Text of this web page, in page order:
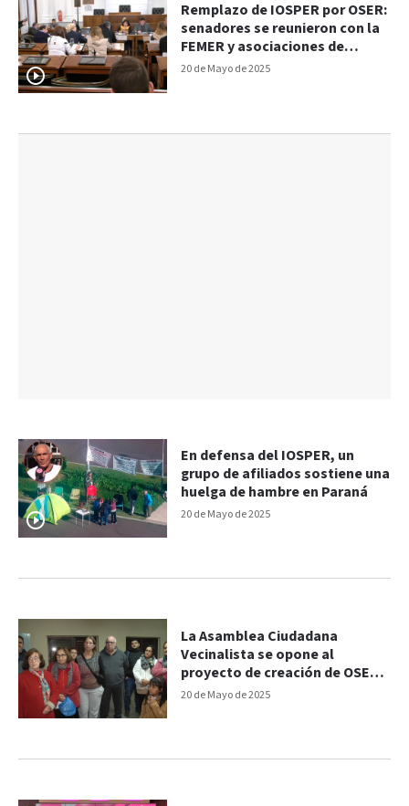
20 de Mayo de 2025
Remplazo de IOSPER por OSER:
senadores se reunieron con la
FEMER y asociaciones de
afiliados
20 de Mayo de 2025
En defensa del IOSPER, un
grupo de afiliados sostiene una
huelga de hambre en Paraná
20 de Mayo de 2025
La Asamblea Ciudadana
Vecinalista se opone al
proyecto de creación de OSER:
“Es perjudicial”